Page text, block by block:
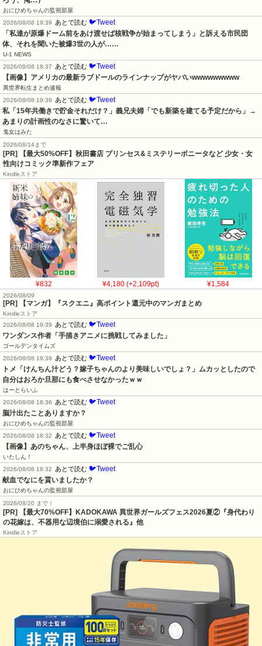
おにひめちゃんの監視部屋
2026/08/08 19:39
あとで読む 🐦Tweet
「私達が原爆ドーム前をあけ渡せば核戦争が始まってしまう」と訴える市民団
体、それを聞いた被爆3世の人が……
U-1 NEWS
2026/08/08 18:37
あとで読む 🐦Tweet
【画像】アメリカの最新ラブドールのラインナップがヤバいwwwwwwwww
異世界転生まとめ速報
2026/08/08 19:39
あとで読む 🐦Tweet
私「15年共働きで貯金それだけ？」義兄夫婦「でも新築を建てる予定だから」→
あまりの計画性のなさに驚いて…
鬼女はみた
2026/08/14まで
[PR] 【最大50%OFF】秋田書店 プリンセス&ミステリーボニータなど 少女・女
性向けコミック準新作フェア
Kindleストア
¥832 ¥4,180 (+2,109pt) ¥1,584
2026/08/09
[PR] 【マンガ】『スクエニ』高ポイント還元中のマンガまとめ
Kindleストア
2026/08/08 19:39
あとで読む 🐦Tweet
ワンダンス作者「手描きアニメに挑戦してみました」
ゴールデンタイムズ
2026/08/08 19:39
あとで読む 🐦Tweet
トメ「けんちん汁どう？嫁子ちゃんのより美味しいでしょ？」ムカッとしたので
自分はおろか旦那にも食べさせなかったｗｗ
はーとらいふ
2026/08/08 18:36
あとで読む 🐦Tweet
脳汁出たことありますか？
おにひめちゃんの監視部屋
2026/08/08 18:32
あとで読む 🐦Tweet
【画像】あのちゃん、上半身ほぼ裸でご乱心
いたしん！
2026/08/08 18:32
あとで読む 🐦Tweet
献血でなにを貰いましたか？
おにひめちゃんの監視部屋
2026/08/20 まで！
[PR] 【最大70%OFF】KADOKAWA 異世界ガールズフェス2026夏②『身代わり
の花嫁は、不器用な辺境伯に溺愛される』他
Kindleストア